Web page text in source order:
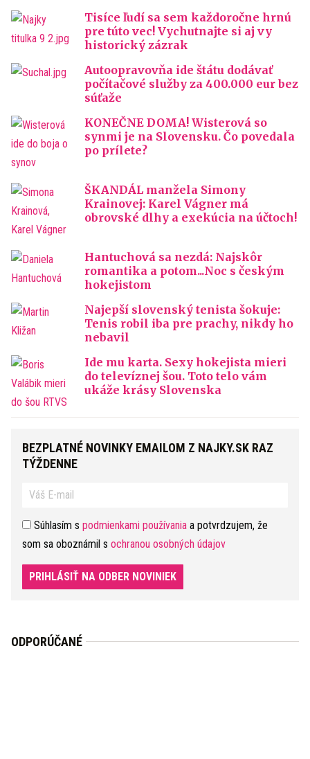
Tisíce ľudí sa sem každoročne hrnú
pre túto vec! Vychutnajte si aj vy
historický zázrak
Autoopravovňa ide štátu dodávať
počítačové služby za 400.000 eur bez
súťaže
KONEČNE DOMA! Wisterová so
synmi je na Slovensku. Čo povedala
po prílete?
ŠKANDÁL manžela Simony
Krainovej: Karel Vágner má
obrovské dlhy a exekúcia na účtoch!
Hantuchová sa nezdá: Najskôr
romantika a potom...Noc s českým
hokejistom
Najepší slovenský tenista šokuje:
Tenis robil iba pre prachy, nikdy ho
nebavil
Ide mu karta. Sexy hokejista mieri
do televíznej šou. Toto telo vám
ukáže krásy Slovenska
BEZPLATNÉ NOVINKY EMAILOM Z NAJKY.SK RAZ
TÝŽDENNE
Súhlasím s podmienkami používania a potvrdzujem, že
som sa oboznámil s ochranou osobných údajov
PRIHLÁSIŤ NA ODBER NOVINIEK
ODPORÚČANÉ